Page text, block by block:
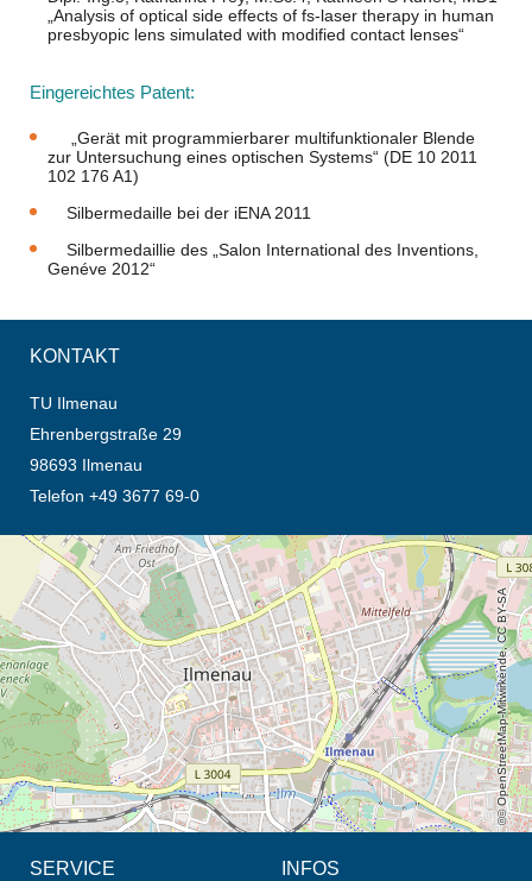
„Analysis of optical side effects of fs-laser therapy in human
presbyopic lens simulated with modified contact lenses“
Eingereichtes Patent:
„Gerät mit programmierbarer multifunktionaler Blende
zur Untersuchung eines optischen Systems“ (DE 10 2011
102 176 A1)
Silbermedaille bei der iENA 2011
Silbermedaillie des „Salon International des Inventions,
Genéve 2012“
KONTAKT
TU Ilmenau
Ehrenbergstraße 29
98693 Ilmenau
Telefon +49 3677 69-0
Öffnet die Anfahrtsbeschreibung in neuem Tab (Karte)
© OpenStreetMap-Mitwirkende, CC BY-SA
SERVICE INFOS